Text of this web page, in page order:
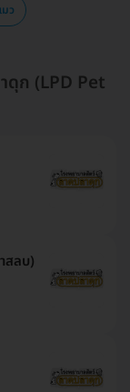
ว
ดุก (LPD Pet
สลบ)